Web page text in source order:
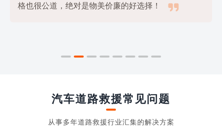
格也很公道，绝对是物美价廉的好选择！

汽车道路救援常见问题
从事多年道路救援行业汇集的解决方案